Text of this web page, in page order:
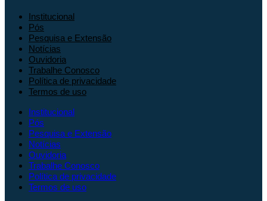
Institucional
Pós
Pesquisa e Extensão
Notícias
Ouvidoria
Trabalhe Conosco
Política de privacidade
Termos de uso
Institucional
Pós
Pesquisa e Extensão
Notícias
Ouvidoria
Trabalhe Conosco
Política de privacidade
Termos de uso